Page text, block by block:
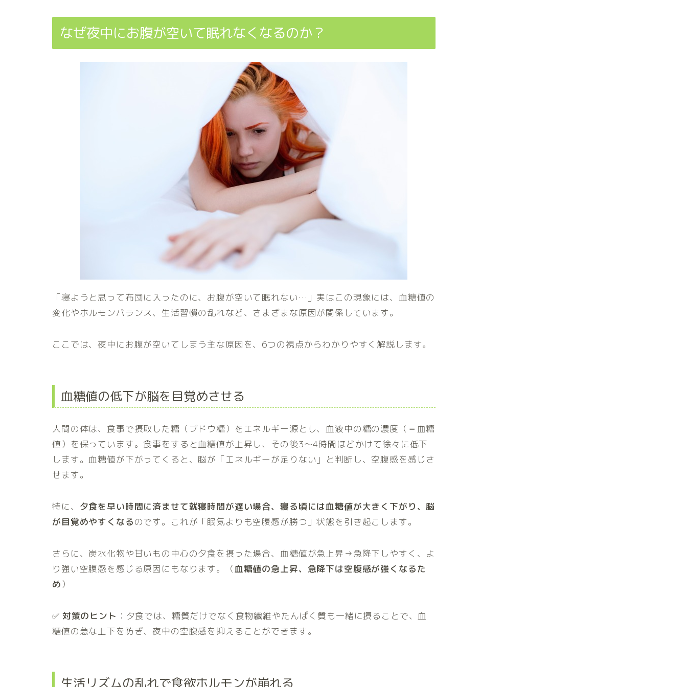
なぜ夜中にお腹が空いて眠れなくなるのか？
「寝ようと思って布団に入ったのに、お腹が空いて眠れない…」実はこの現象には、血糖値の
変化やホルモンバランス、生活習慣の乱れなど、さまざまな原因が関係しています。
ここでは、夜中にお腹が空いてしまう主な原因を、6つの視点からわかりやすく解説します。
血糖値の低下が脳を目覚めさせる
人間の体は、食事で摂取した糖（ブドウ糖）をエネルギー源とし、血液中の糖の濃度（＝血糖
値）を保っています。食事をすると血糖値が上昇し、その後3〜4時間ほどかけて徐々に低下
します。血糖値が下がってくると、脳が「エネルギーが足りない」と判断し、空腹感を感じさ
せます。
特に、 夕食を早い時間に済ませて就寝時間が遅い場合、寝る頃には血糖値が大きく下がり、脳
が目覚めやすくなるのです。これが「眠気よりも空腹感が勝つ」状態を引き起こします。
さらに、炭水化物や甘いもの中心の夕食を摂った場合、血糖値が急上昇→急降下しやすく、よ
り強い空腹感を感じる原因にもなります。（血糖値の急上昇、急降下は空腹感が強くなるた
め）
✅ 対策のヒント ：夕食では、糖質だけでなく食物繊維やたんぱく質も一緒に摂ることで、血
糖値の急な上下を防ぎ、夜中の空腹感を抑えることができます。
生活リズムの乱れで食欲ホルモンが崩れる